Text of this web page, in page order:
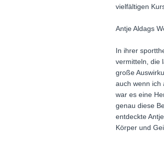
vielfältigen
Antje Aldags
In ihrer
vermitteln, die
große
auch wenn ich
war es eine
genau diese
entdeckte
Körper und